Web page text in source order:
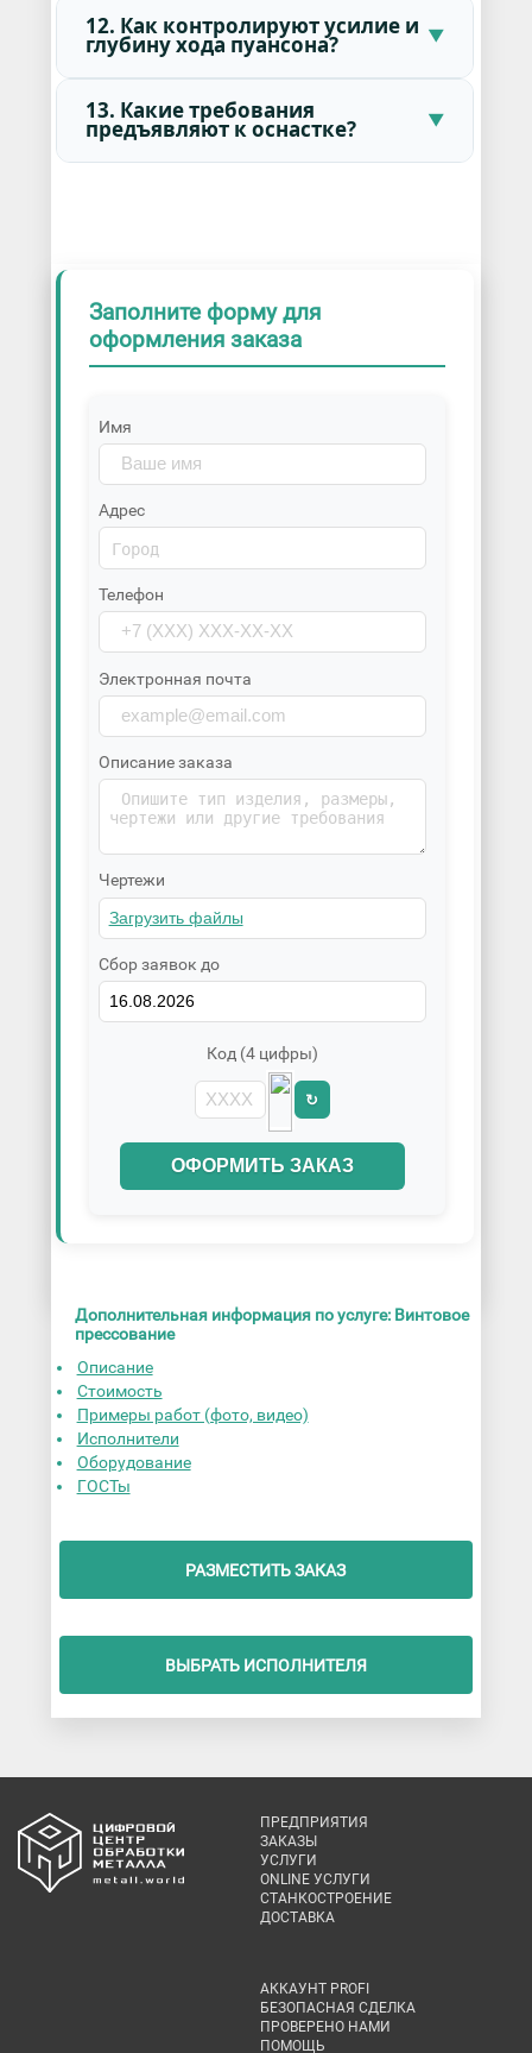
12. Как контролируют усилие и
глубину хода пуансона?
13. Какие требования
предъявляют к оснастке?
Заполните форму для
оформления заказа
Имя
Адрес
Телефон
Электронная почта
Описание заказа
Чертежи
Сбор заявок до
Код (4 цифры)
↻
ОФОРМИТЬ ЗАКАЗ
Дополнительная информация по услуге: Винтовое
прессование
Описание
Стоимость
Примеры работ (фото, видео)
Исполнители
Оборудование
ГОСТы
РАЗМЕСТИТЬ ЗАКАЗ
ВЫБРАТЬ ИСПОЛНИТЕЛЯ
ПРЕДПРИЯТИЯ
ЗАКАЗЫ
УСЛУГИ
ONLINE УСЛУГИ
СТАНКОСТРОЕНИЕ
ДОСТАВКА
АККАУНТ PROFI
БЕЗОПАСНАЯ СДЕЛКА
ПРОВЕРЕНО НАМИ
ПОМОЩЬ